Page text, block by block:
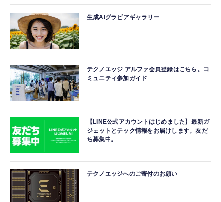
生成AIグラビアギャラリー
テクノエッジ アルファ会員登録はこちら。コ
ミュニティ参加ガイド
【LINE公式アカウントはじめました】最新ガ
ジェットとテック情報をお届けします。友だ
ち募集中。
テクノエッジへのご寄付のお願い